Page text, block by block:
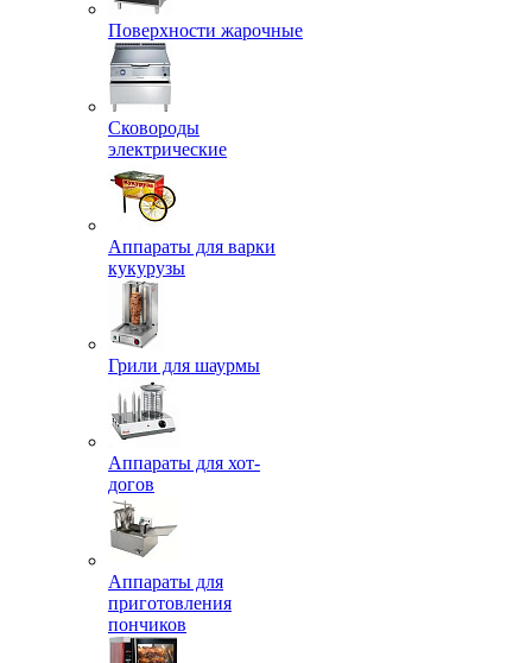
Поверхности жарочные
Сковороды
электрические
Аппараты для варки
кукурузы
Грили для шаурмы
Аппараты для хот-
догов
Аппараты для
приготовления
пончиков